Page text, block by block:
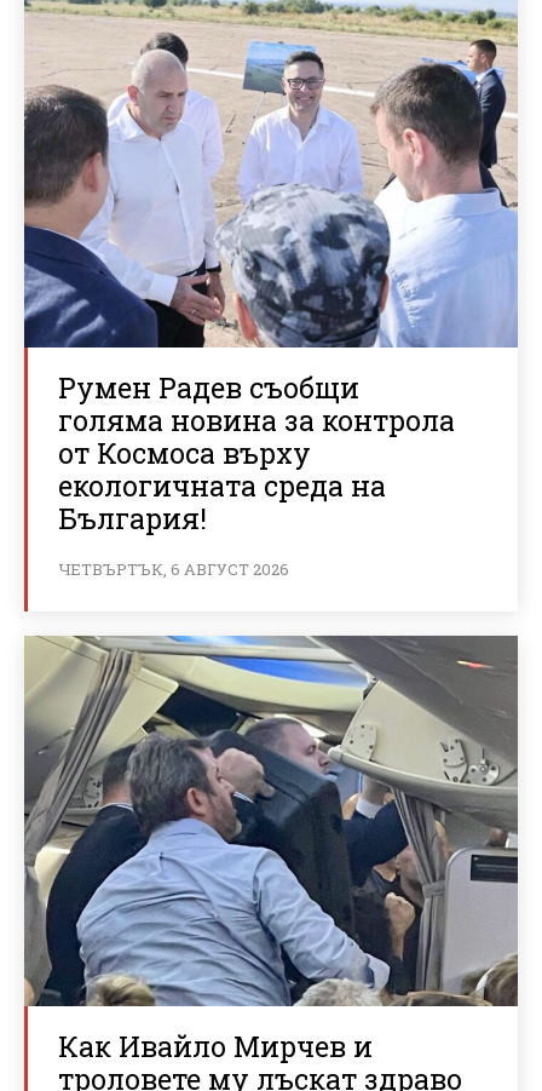
Румен Радев съобщи
голяма новина за контрола
от Космоса върху
екологичната среда на
България!
ЧЕТВЪРТЪК, 6 АВГУСТ 2026
Как Ивайло Мирчев и
троловете му лъскат здраво